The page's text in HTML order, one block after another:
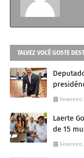
TALVEZ VOCÊ GOSTE
Fevereiro
Laerte
de 15
Fevereiro